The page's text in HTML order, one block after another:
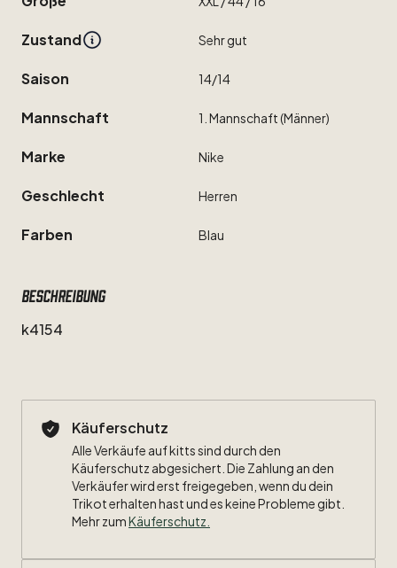
Zustand Sehrgut
Saison 14​/​14
Mannschaft 1. Mannschaft(Männer)
Marke Nike
Geschlecht Herren
Farben Blau
Beschreibung
k4154
Käuferschutz
Alle Verkäufe auf kitts sind durch den
Käuferschutz abgesichert. Die Zahlung an den
Verkäufer wird erst freigegeben, wenn du dein
Trikot erhalten hast und es keine Probleme gibt.
Mehr zumKäuferschutz